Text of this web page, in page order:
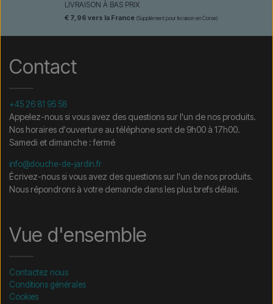
LIVRAISON À BAS PRIX
€ 7,96 vers la France(Supplément pour livraison en Corse)
Contact
+45 26 81 95 58
Appelez-nous si vous avez des questions sur l'un de nos produits.
Nos horaires d'ouverture au téléphone sont de 9h00 à 17h00.
Samedi et dimanche : fermé
info@douche-de-jardin.fr
Écrivez-nous si vous avez des questions sur l'un de nos produits.
Nous répondrons à votre demande dans les plus brefs délais.
Vue d'ensemble
Contactez nous
Conditions générales
Cookies